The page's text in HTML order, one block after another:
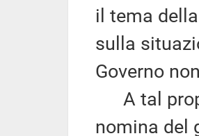
il tema
sulla
Governo
A tal
nomina del